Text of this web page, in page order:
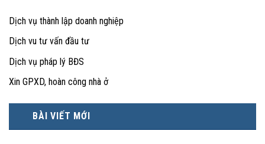
Dịch vụ thành lập doanh nghiệp
Dịch vu tư vấn đầu tư
Dịch vụ pháp lý BĐS
Xin GPXD, hoàn công nhà ở
BÀI VIẾT MỚI